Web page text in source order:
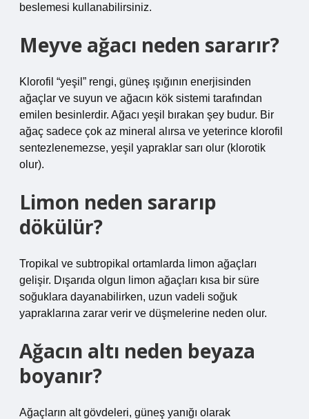
beslemesi kullanabilirsiniz.
Meyve ağacı neden sararır?
Klorofil “yeşil” rengi, güneş ışığının enerjisinden
ağaçlar ve suyun ve ağacın kök sistemi tarafından
emilen besinlerdir. Ağacı yeşil bırakan şey budur. Bir
ağaç sadece çok az mineral alırsa ve yeterince klorofil
sentezlenemezse, yeşil yapraklar sarı olur (klorotik
olur).
Limon neden sararıp
dökülür?
Tropikal ve subtropikal ortamlarda limon ağaçları
gelişir. Dışarıda olgun limon ağaçları kısa bir süre
soğuklara dayanabilirken, uzun vadeli soğuk
yapraklarına zarar verir ve düşmelerine neden olur.
Ağacın altı neden beyaza
boyanır?
Ağaçların alt gövdeleri, güneş yanığı olarak